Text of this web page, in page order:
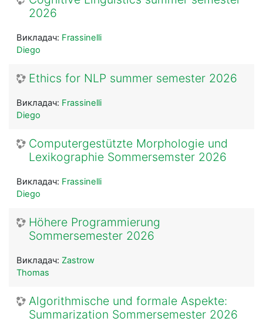
2026
Викладач: Frassinelli
Diego
Ethics for NLP summer semester 2026
Викладач: Frassinelli
Diego
Computergestützte Morphologie und
Lexikographie Sommersemster 2026
Викладач: Frassinelli
Diego
Höhere Programmierung
Sommersemester 2026
Викладач: Zastrow
Thomas
Algorithmische und formale Aspekte:
Summarization Sommersemester 2026